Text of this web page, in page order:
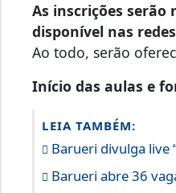
As inscrições
disponível nas
Ao todo, serão
Início das aulas e
LEIA TAMBÉM:
Barueri divulga live
Barueri abre 36